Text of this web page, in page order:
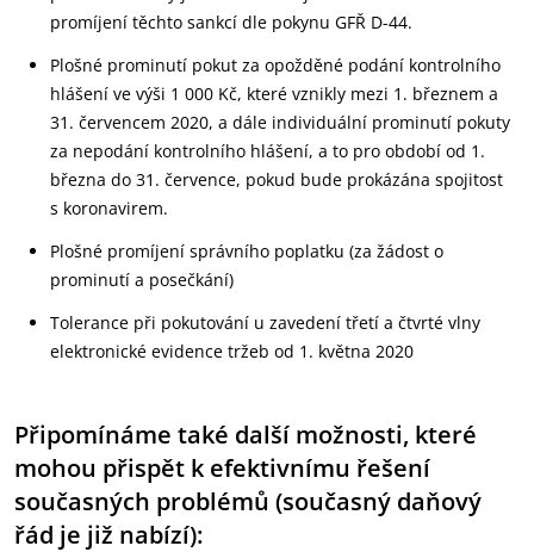
promíjení těchto sankcí dle pokynu GFŘ D-44.
Plošné prominutí pokut za opožděné podání kontrolního
hlášení ve výši 1 000 Kč, které vznikly mezi 1. březnem a
31. červencem 2020, a dále individuální prominutí pokuty
za nepodání kontrolního hlášení, a to pro období od 1.
března do 31. července, pokud bude prokázána spojitost
s koronavirem.
Plošné promíjení správního poplatku (za žádost o
prominutí a posečkání)
Tolerance při pokutování u zavedení třetí a čtvrté vlny
elektronické evidence tržeb od 1. května 2020
Připomínáme také další možnosti, které
mohou přispět k efektivnímu řešení
současných problémů (současný daňový
řád je již nabízí):